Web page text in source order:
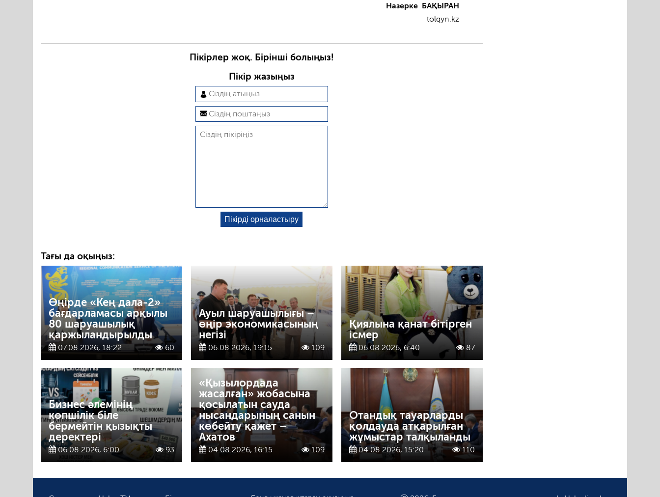
Назерке БАҚЫРАН
tolqyn.kz
Пікірлер жоқ. Бірінші болыңыз!
Пікір жазыңыз
Тағы да оқыңыз:
Өңірде «Кең дала-2»
бағдарламасы арқылы
80 шаруашылық
қаржыландырылды
07.08.2026, 18:22 60
Ауыл шаруашылығы –
өңір экономикасының
негізі
06.08.2026, 19:15 109
Қиялына қанат бітірген
ісмер
06.08.2026, 6:40 87
Бизнес әлемінің
көпшілік біле
бермейтін қызықты
деректері
06.08.2026, 6:00 93
«Қызылордада
жасалған» жобасына
қосылатын сауда
нысандарының санын
көбейту қажет –
Ахатов
04.08.2026, 16:15 109
Отандық тауарларды
қолдауда атқарылған
жұмыстар талқыланды
04.08.2026, 15:20 110